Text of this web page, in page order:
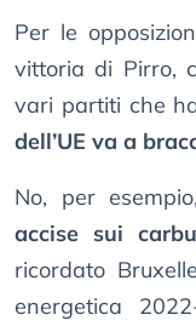
Per le
vittoria di Pirro,
vari partiti che
dell’UE va a
No, per
accise sui
ricordato
energetica